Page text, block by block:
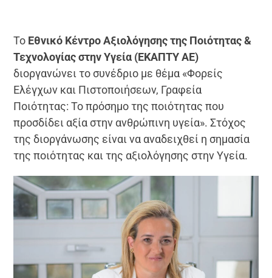
Το Εθνικό Κέντρο Αξιολόγησης της Ποιότητας &
Τεχνολογίας στην Υγεία (ΕΚΑΠΤΥ ΑΕ)
διοργανώνει το συνέδριο με θέμα «Φορείς
Ελέγχων και Πιστοποιήσεων, Γραφεία
Ποιότητας: Το πρόσημο της ποιότητας που
προσδίδει αξία στην ανθρώπινη υγεία». Στόχος
της διοργάνωσης είναι να αναδειχθεί η σημασία
της ποιότητας και της αξιολόγησης στην Υγεία.